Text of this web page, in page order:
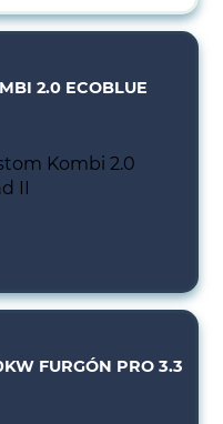
2.0 ECOBLUE
FURGÓN PRO 3.3